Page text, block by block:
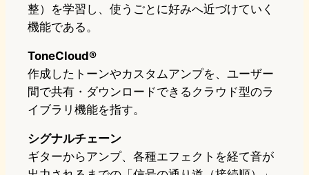
整）を学習し、使うごとに好みへ近づけていく
機能である。
ToneCloud®
作成したトーンやカスタムアンプを、ユーザー
間で共有・ダウンロードできるクラウド型のラ
イブラリ機能を指す。
シグナルチェーン
ギターからアンプ、各種エフェクトを経て音が